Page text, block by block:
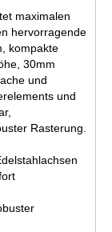
maximalen
hervorragende
kompakte
30mm
und
und
Rasterung.